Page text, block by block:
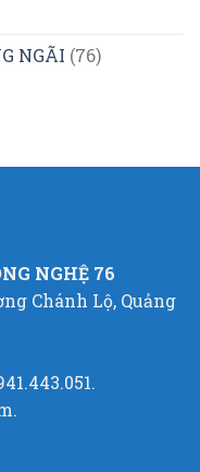
NGÃI (76)
NGHỆ 76
Chánh Lộ, Quảng